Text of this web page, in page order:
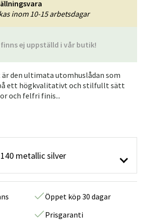
ej uppställd i vår butik!
inom 10-15 arbetsdagar
den ultimata utomhuslådan som
ett högkvalitativt och stilfullt sätt
och felfri finis...
metallic silver
Öppet köp 30 dagar
Prisgaranti